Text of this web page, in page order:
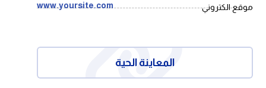
موقع الكتروني www.yoursite.com
المعاينة الحية